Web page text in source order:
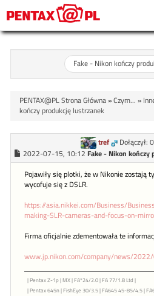
Fake - Nikon kończy
PENTAX@PL Strona Główna»Czym... »
kończy produkcję lustrzanek
tref
Dołączył:
2022-07-15, 10:12 Fake - Nikon
Pojawiły się plotki, że w Nikonie zostają
wycofuje się z DSLR.
https://asia.nikkei.com/Business/
making-SLR-cameras-and-focus-on-
Firma oficjalnie zdementowała te
www.jp.nikon.com/company/news/
| Pentax Z-1p | MX | FA*24/2.0 | FA 77/1.8 Ltd |
| Pentax 645n | FishEye 30/3.5 | FA645 45-85/4.5 |